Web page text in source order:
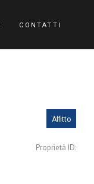
CONTATTI
Affitto
Proprietà ID: